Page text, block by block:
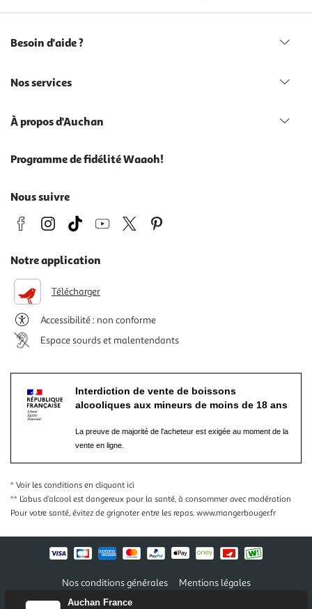
Auchan France
Besoin d'aide ?
Nos services
À propos d'Auchan
Programme de fidélité Waaoh!
Nous suivre
Notre application
Télécharger
Accessibilité : non conforme
Espace sourds et malentendants
Interdiction de vente de boissons
alcooliques aux mineurs de moins de 18 ans
La preuve de majorité de l'acheteur est exigée au moment de la
vente en ligne.
* Voir les conditions en cliquant ici
** L’abus d’alcool est dangereux pour la santé, à consommer avec modération
Pour votre santé, évitez de grignoter entre les repas. www.mangerbouger.fr
Nos conditions générales
Mentions légales
Conditions des offres et promotions